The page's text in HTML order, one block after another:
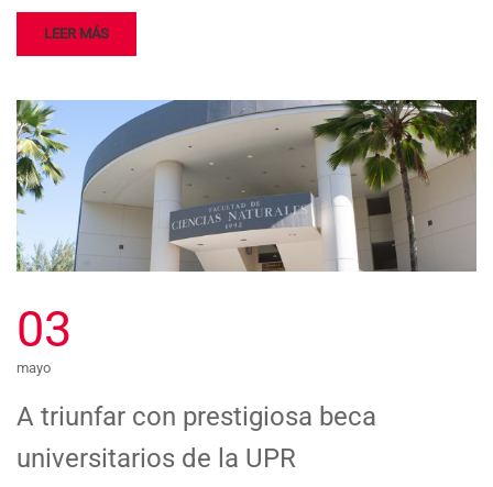
LEER MÁS
03
mayo
A triunfar con prestigiosa beca
universitarios de la UPR